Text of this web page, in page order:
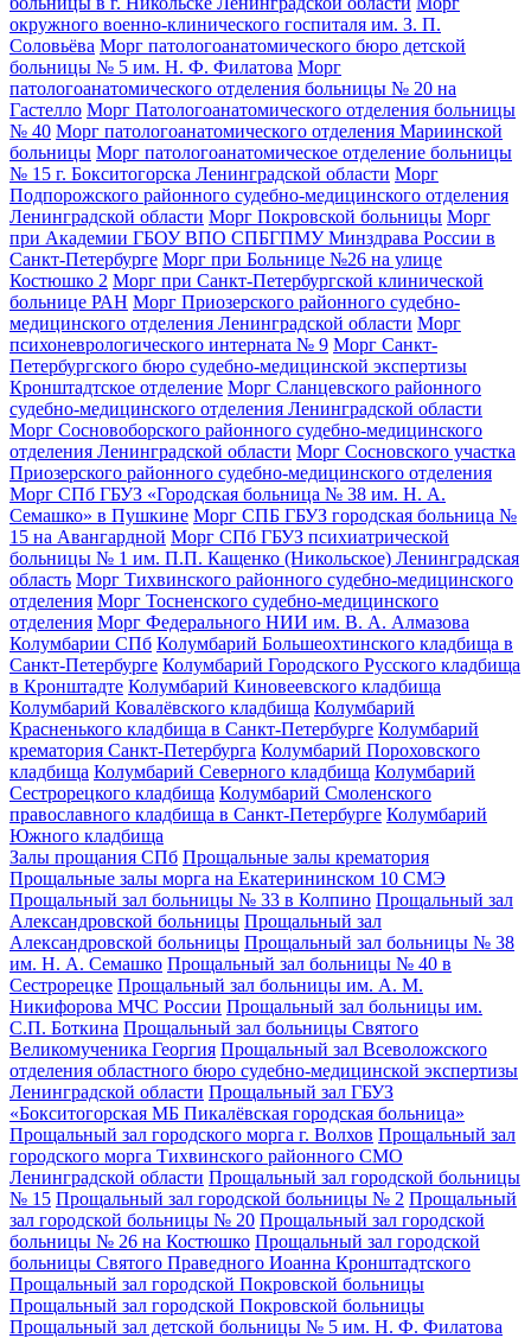
окружного военно-клинического госпиталя им. З. П.
Соловьёва Морг патологоанатомического бюро детской
больницы № 5 им. Н. Ф. Филатова Морг
патологоанатомического отделения больницы № 20 на
Гастелло Морг Патологоанатомического отделения больницы
№ 40 Морг патологоанатомического отделения Мариинской
больницы Морг патологоанатомическое отделение больницы
№ 15 г. Бокситогорска Ленинградской области Морг
Подпорожского районного судебно-медицинского отделения
Ленинградской области Морг Покровской больницы Морг
при Академии ГБОУ ВПО СПБГПМУ Минздрава России в
Санкт-Петербурге Морг при Больнице №26 на улице
Костюшко 2 Морг при Санкт-Петербургской клинической
больнице РАН Морг Приозерского районного судебно-
медицинского отделения Ленинградской области Морг
психоневрологического интерната № 9 Морг Санкт-
Петербургского бюро судебно-медицинской экспертизы
Кронштадтское отделение Морг Сланцевского районного
судебно-медицинского отделения Ленинградской области
Морг Сосновоборского районного судебно-медицинского
отделения Ленинградской области Морг Сосновского участка
Приозерского районного судебно-медицинского отделения
Морг СПб ГБУЗ «Городская больница № 38 им. Н. А.
Семашко» в Пушкине Морг СПБ ГБУЗ городская больница №
15 на Авангардной Морг СПб ГБУЗ психиатрической
больницы № 1 им. П.П. Кащенко (Никольское) Ленинградская
область Морг Тихвинского районного судебно-медицинского
отделения Морг Тосненского судебно-медицинского
отделения Морг Федерального НИИ им. В. А. Алмазова
Колумбарии СПб Колумбарий Большеохтинского кладбища в
Санкт-Петербурге Колумбарий Городского Русского кладбища
в Кронштадте Колумбарий Киновеевского кладбища
Колумбарий Ковалёвского кладбища Колумбарий
Красненького кладбища в Санкт-Петербурге Колумбарий
крематория Cанкт-Петербурга Колумбарий Пороховского
кладбища Колумбарий Северного кладбища Колумбарий
Сестрорецкого кладбища Колумбарий Смоленского
православного кладбища в Санкт-Петербурге Колумбарий
Южного кладбища
Залы прощания СПб Прощальные залы крематория
Прощальные залы морга на Екатерининском 10 СМЭ
Прощальный зал больницы № 33 в Колпино Прощальный зал
Александровской больницы Прощальный зал
Александровской больницы Прощальный зал больницы № 38
им. Н. А. Семашко Прощальный зал больницы № 40 в
Сестрорецке Прощальный зал больницы им. А. М.
Никифорова МЧС России Прощальный зал больницы им.
С.П. Боткина Прощальный зал больницы Святого
Великомученика Георгия Прощальный зал Всеволожского
отделения областного бюро судебно-медицинской экспертизы
Ленинградской области Прощальный зал ГБУЗ
«Бокситогорская МБ Пикалёвская городская больница»
Прощальный зал городского морга г. Волхов Прощальный зал
городского морга Тихвинского районного СМО
Ленинградской области Прощальный зал городской больницы
№ 15 Прощальный зал городской больницы № 2 Прощальный
зал городской больницы № 20 Прощальный зал городской
больницы № 26 на Костюшко Прощальный зал городской
больницы Святого Праведного Иоанна Кронштадтского
Прощальный зал городской Покровской больницы
Прощальный зал городской Покровской больницы
Прощальный зал детской больницы № 5 им. Н. Ф. Филатова